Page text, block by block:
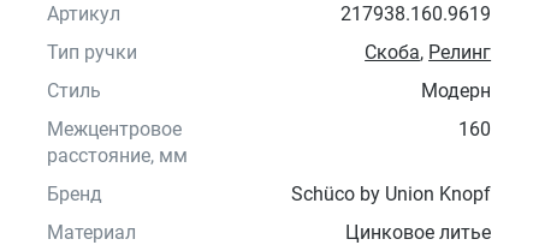
Артикул
217938.160.9619
Тип ручки
Скоба, Релинг
Стиль
Модерн
Межцентровое
расстояние, мм
160
Бренд
Schüco by Union Knopf
Материал
Цинковое литье